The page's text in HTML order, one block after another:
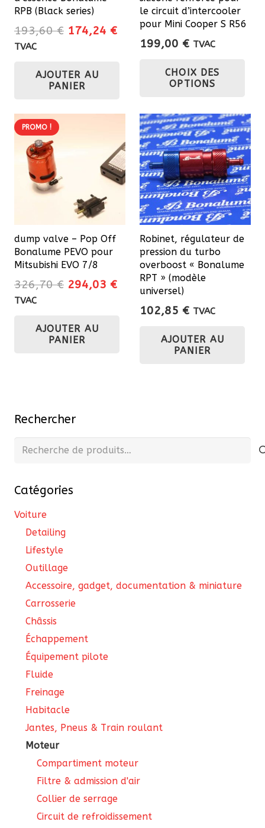
RPB (Black series)
193,60€ Le
était :
193,60 €.
174,24 €Le
TVAC
AJOUTER AU
PANIER
le circuit d’intercooler
pour Mini Cooper S R56
199,00 € TVAC
CHOIX DES
OPTIONS
Les
sur
PROMO !
dump valve – Pop Off
Bonalume PEVO pour
Mitsubishi EVO 7/8
326,70€ Le
était :
326,70 €.
294,03 €Le
actuel
294,03 €.
TVAC
AJOUTER AU
PANIER
Robinet, régulateur de
pression du turbo
overboost « Bonalume
RPT » (modèle
universel)
102,85 € TVAC
AJOUTER AU
PANIER
Rechercher
Recherche
Catégories
Voiture
Detailing
Lifestyle
Outillage
Accessoire, gadget, documentation & miniature
Carrosserie
Châssis
Échappement
Équipement pilote
Fluide
Freinage
Habitacle
Jantes, Pneus & Train roulant
Moteur
Compartiment moteur
Filtre & admission d'air
Collier de serrage
Circuit de refroidissement